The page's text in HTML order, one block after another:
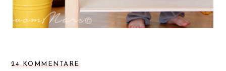
24 KOMMENTARE